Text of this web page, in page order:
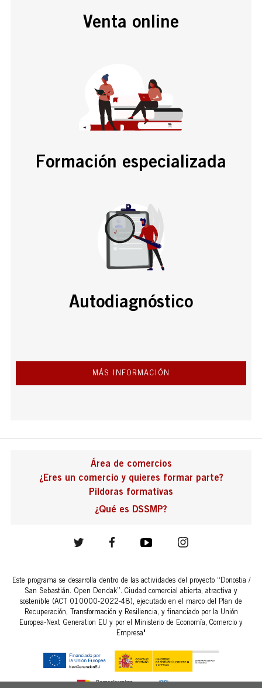
Venta online
Formación especializada
Autodiagnóstico
MÁS INFORMACIÓN
¿Qué es DSSMP?
Área de comercios
¿Eres un comercio y quieres formar parte?
Pildoras formativas
Este programa se desarrolla dentro de las actividades del proyecto “Donostia /
San Sebastián. Open Dendak”. Ciudad comercial abierta, atractiva y
sostenible (ACT 010000-2022-48), ejecutado en el marco del Plan de
Recuperación, Transformación y Resiliencia, y financiado por la Unión
Europea-Next Generation EU y por el Ministerio de Economía, Comercio y
Empresa"